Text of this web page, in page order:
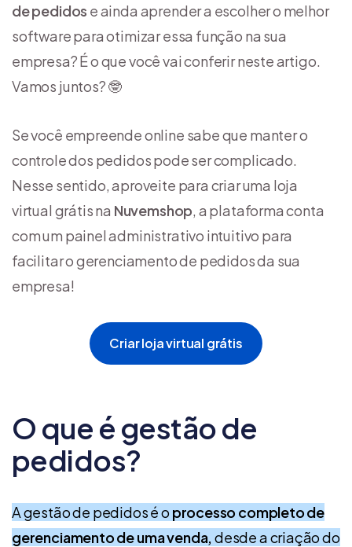
de pedidos e ainda aprender a escolher o melhor
software para otimizar essa função na sua
empresa? É o que você vai conferir neste artigo.
Vamos juntos? 🤓
Se você empreende online sabe que manter o
controle dos pedidos pode ser complicado.
Nesse sentido, aproveite para criar uma loja
virtual grátis na Nuvemshop, a plataforma conta
com um painel administrativo intuitivo para
facilitar o gerenciamento de pedidos da sua
empresa!
Criar loja virtual grátis
O que é gestão de
pedidos?
A gestão de pedidos é o processo completo de
gerenciamento de uma venda,desde a criação do